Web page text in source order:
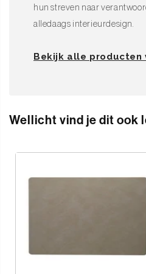
hun streven naar
alledaags interieurdesign.
Bekijk alle producten
Wellicht vind je dit ook